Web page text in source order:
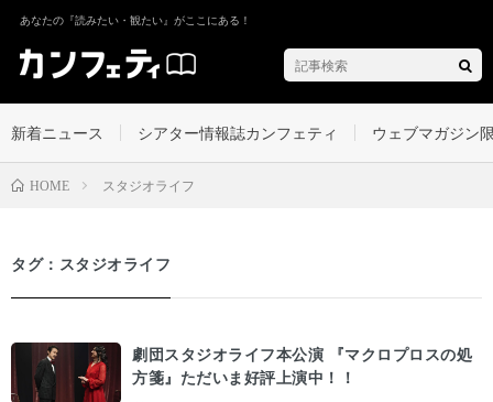
あなたの『読みたい・観たい』がここにある！
新着ニュース シアター情報誌カンフェティ ウェブマガジン
HOME スタジオライフ
タグ：スタジオライフ
劇団スタジオライフ本公演 『マクロプロスの処
方箋』ただいま好評上演中！！